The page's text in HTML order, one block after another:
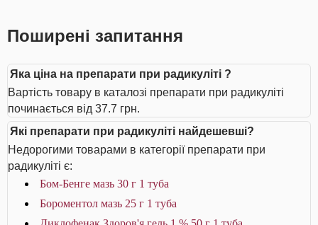
Поширені запитання
Яка ціна на препарати при радикуліті ?
Вартість товару в каталозі препарати при радикуліті
починається від 37.7 грн.
Які препарати при радикуліті найдешевші?
Недорогими товарами в категорії препарати при
радикуліті є:
Бом-Бенге мазь 30 г 1 туба
Бороментол мазь 25 г 1 туба